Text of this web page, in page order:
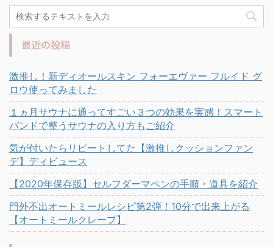
最近の投稿
激推し！新ディオールスキン フォーエヴァー フルイド グ
ロウ使ってみました
１ヵ月サウナに通ってすごい３つの効果を実感！スマート
バンドで整うサウナの入り方もご紹介
気が付いたらリピートしてた【激推しクッションファン
デ】ディビュース
【2020年保存版】セルフダーマペンの手順・道具を紹介
門外不出オートミールレシピ第2弾！10分で出来上がる
【オートミールクレープ】